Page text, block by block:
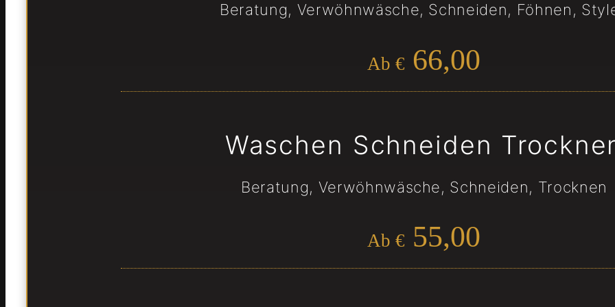
Beratung, Verwöhnwäsche, Schneiden, Föhnen,
Ab € 66,00
Waschen Schneiden
Beratung, Verwöhnwäsche, Schneiden, Trocknen
Ab € 55,00